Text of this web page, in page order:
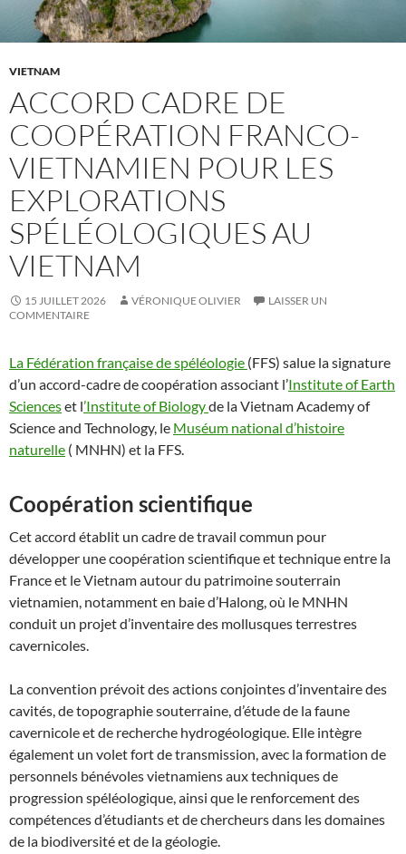
VIETNAM
ACCORD CADRE DE
COOPÉRATION FRANCO-
VIETNAMIEN POUR LES
EXPLORATIONS
SPÉLÉOLOGIQUES AU
VIETNAM
15 JUILLET 2026 VÉRONIQUE OLIVIER
LAISSER UN
COMMENTAIRE
La Fédération française de spéléologie (FFS) salue la signature
d’un accord-cadre de coopération associant l’Institute of Earth
Scienceset l’Institute of Biologyde la Vietnam Academy of
Science and Technology, le Muséum national d’histoire
naturelle ( MNHN) et la FFS.
Coopération scientifique
Cet accord établit un cadre de travail commun pour
développer une coopération scientifique et technique entre la
France et le Vietnam autour du patrimoine souterrain
vietnamien, notamment en baie d’Halong, où le MNHN
conduit un projet d’inventaire des mollusques terrestres
cavernicoles.
La convention prévoit des actions conjointes d’inventaire des
cavités, de topographie souterraine, d’étude de la faune
cavernicole et de recherche hydrogéologique. Elle intègre
également un volet fort de transmission, avec la formation de
personnels bénévoles vietnamiens aux techniques de
progression spéléologique, ainsi que le renforcement des
compétences d’étudiants et de chercheurs dans les domaines
de la biodiversité et de la géologie.